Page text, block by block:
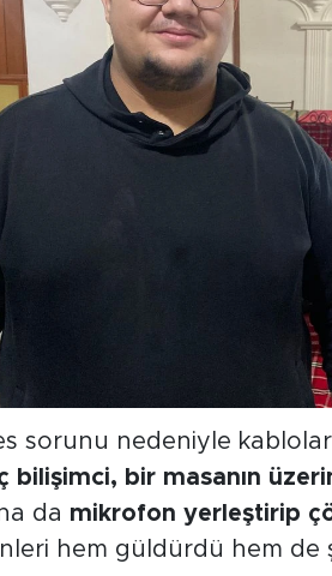
sorunu nedeniyle
bilişimci, bir masanın
da mikrofon yerleştirip
hem güldürdü hem de